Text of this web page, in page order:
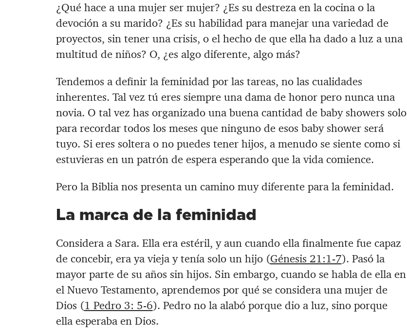
‪¿Qué hace a una mujer ser mujer? ‪¿Es su destreza en la cocina o la
devoción a su marido? ‪¿Es su habilidad para manejar una variedad de
proyectos, sin tener una crisis, o el hecho de que ella ha dado a luz a una
multitud de niños? ‪O, ¿es algo diferente, algo más?
‪Tendemos a definir la feminidad por las tareas, no las cualidades
inherentes. ‪Tal vez tú eres siempre una dama de honor pero nunca una
novia. ‪O tal vez has organizado una buena cantidad de baby showers solo
para recordar todos los meses que ninguno de esos baby shower será
tuyo. ‪Si eres soltera o no puedes tener hijos, a menudo se siente como si
estuvieras en un patrón de espera esperando que la vida comience.
‪Pero la Biblia nos presenta un camino muy diferente para la feminidad.
La marca de la feminidad
‪Considera a Sara. ‪Ella era estéril, y aun cuando ella finalmente fue capaz
de concebir, era ya vieja y tenía solo un hijo (Génesis 21:1-7). ‪Pasó la
mayor parte de su años sin hijos. ‪Sin embargo, cuando se habla de ella en
el Nuevo Testamento, aprendemos por qué se considera una mujer de
Dios (1 Pedro 3: 5-6). ‪Pedro no la alabó porque dio a luz, sino porque
ella esperaba en Dios. ‪